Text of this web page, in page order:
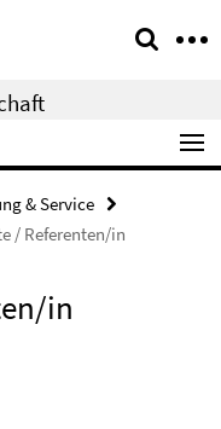
& Service
/ Referenten/in
in